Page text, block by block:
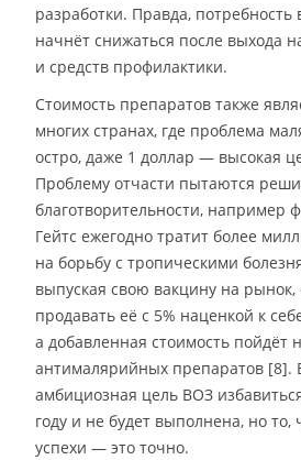
разработки. Правда, потребность
начнёт снижаться после выхода
и средств профилактики.
Стоимость препаратов также
многих странах, где проблема
остро, даже 1 доллар — высокая
Проблему отчасти пытаются
благотворительности,
Гейтс ежегодно тратит более
на борьбу с тропическими
выпуская свою вакцину на рынок,
продавать её с 5% наценкой к
а добавленная стоимость пойдёт
антималярийных препаратов [8].
амбициозная цель ВОЗ
году и не будет выполнена, но то,
успехи — это точно.